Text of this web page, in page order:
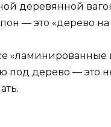
деревянной
— это «дерево на
под дерево — это